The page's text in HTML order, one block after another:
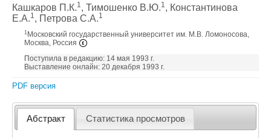
Кашкаров П.К.1, Тимошенко В.Ю.1, Константинова
Е.А.1, Петрова С.А.1
1 Московский государственный университет им. М.В. Ломоносова,
Москва, Россия
Поступила в редакцию: 14 мая 1993 г.
Выставление онлайн: 20 декабря 1993 г.
PDF версия
Абстракт Статистика просмотров